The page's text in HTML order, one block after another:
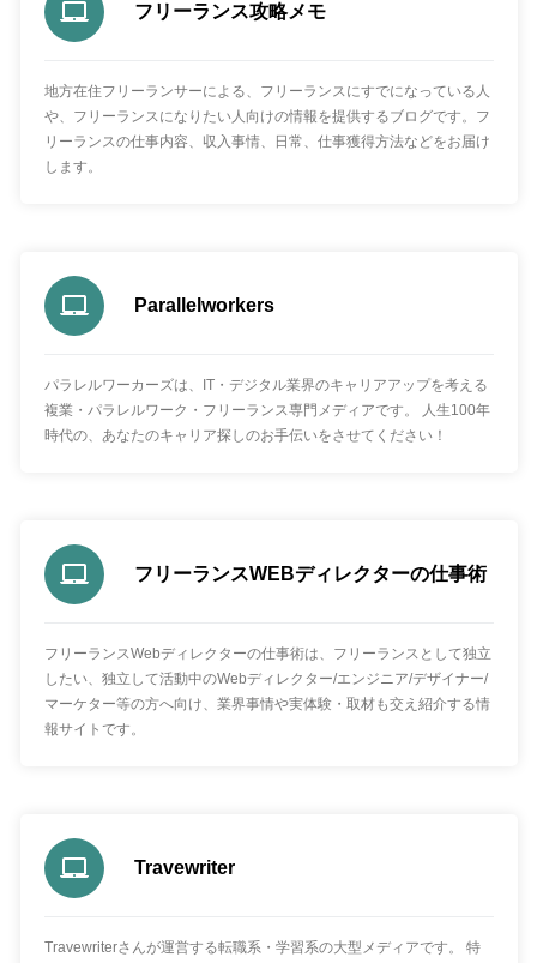
フリーランス攻略メモ
地方在住フリーランサーによる、フリーランスにすでになっている人
や、フリーランスになりたい人向けの情報を提供するブログです。フ
リーランスの仕事内容、収入事情、日常、仕事獲得方法などをお届け
します。
Parallelworkers
パラレルワーカーズは、IT・デジタル業界のキャリアアップを考える
複業・パラレルワーク・フリーランス専門メディアです。 人生100年
時代の、あなたのキャリア探しのお手伝いをさせてください！
フリーランスWEBディレクターの仕事術
フリーランスWebディレクターの仕事術は、フリーランスとして独立
したい、独立して活動中のWebディレクター/エンジニア/デザイナー/
マーケター等の方へ向け、業界事情や実体験・取材も交え紹介する情
報サイトです。
Travewriter
Travewriterさんが運営する転職系・学習系の大型メディアです。 特